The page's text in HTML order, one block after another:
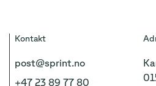
Kontakt
post@sprint.no
+47 23 89 77 80